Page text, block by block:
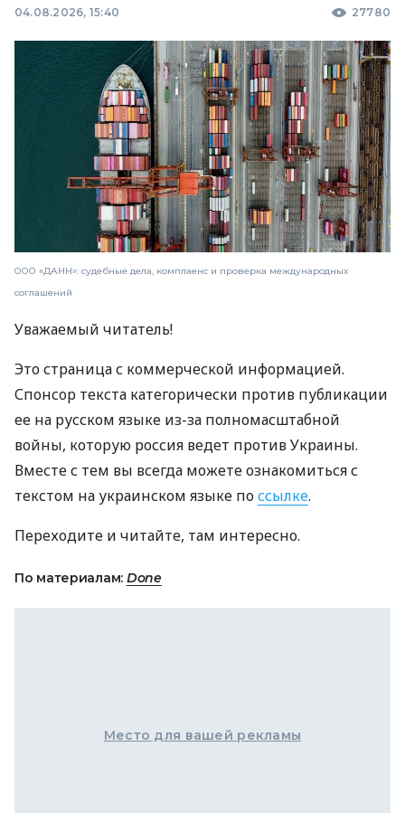
04.08.2026, 15:40 27780
ООО «ДАНН»: судебные дела, комплаенс и проверка международных
соглашений
Уважаемый читатель!
Это страница с коммерческой информацией.
Спонсор текста категорически против публикации
ее на русском языке из-за полномасштабной
войны, которую россия ведет против Украины.
Вместе с тем вы всегда можете ознакомиться с
текстом на украинском языке поссылке.
Переходите и читайте, там интересно.
По материалам: Done
Место для вашей рекламы